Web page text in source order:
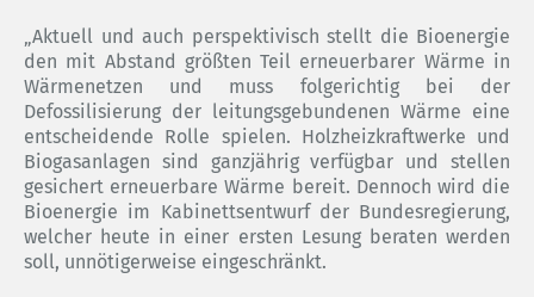
„Aktuell und auch perspektivisch stellt die Bioenergie
den mit Abstand größten Teil erneuerbarer Wärme in
Wärmenetzen und
muss folgerichtig bei der
Defossilisierung der leitungsgebundenen Wärme eine
entscheidende Rolle spielen. Holzheizkraftwerke und
Biogasanlagen sind ganzjährig verfügbar und stellen
gesichert erneuerbare Wärme bereit. Dennoch wird die
Bioenergie im Kabinettsentwurf der Bundesregierung,
welcher heute in einer ersten Lesung beraten werden
soll, unnötigerweise eingeschränkt.